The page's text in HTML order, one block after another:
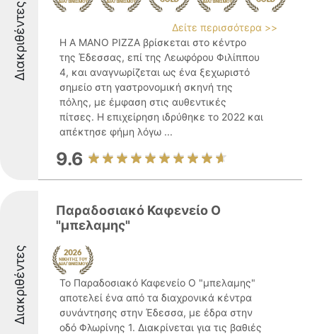
Διακριθέντες
Δείτε περισσότερα >>
Η A MANO PIZZA βρίσκεται στο κέντρο
της Έδεσσας, επί της Λεωφόρου Φιλίππου
4, και αναγνωρίζεται ως ένα ξεχωριστό
σημείο στη γαστρονομική σκηνή της
πόλης, με έμφαση στις αυθεντικές
πίτσες. Η επιχείρηση ιδρύθηκε το 2022 και
απέκτησε φήμη λόγω ...
9.6
Διακριθέντες
Παραδοσιακό Καφενείο Ο
"μπελαμης"
Το Παραδοσιακό Καφενείο Ο "μπελαμης"
αποτελεί ένα από τα διαχρονικά κέντρα
συνάντησης στην Έδεσσα, με έδρα στην
οδό Φλωρίνης 1. Διακρίνεται για τις βαθιές